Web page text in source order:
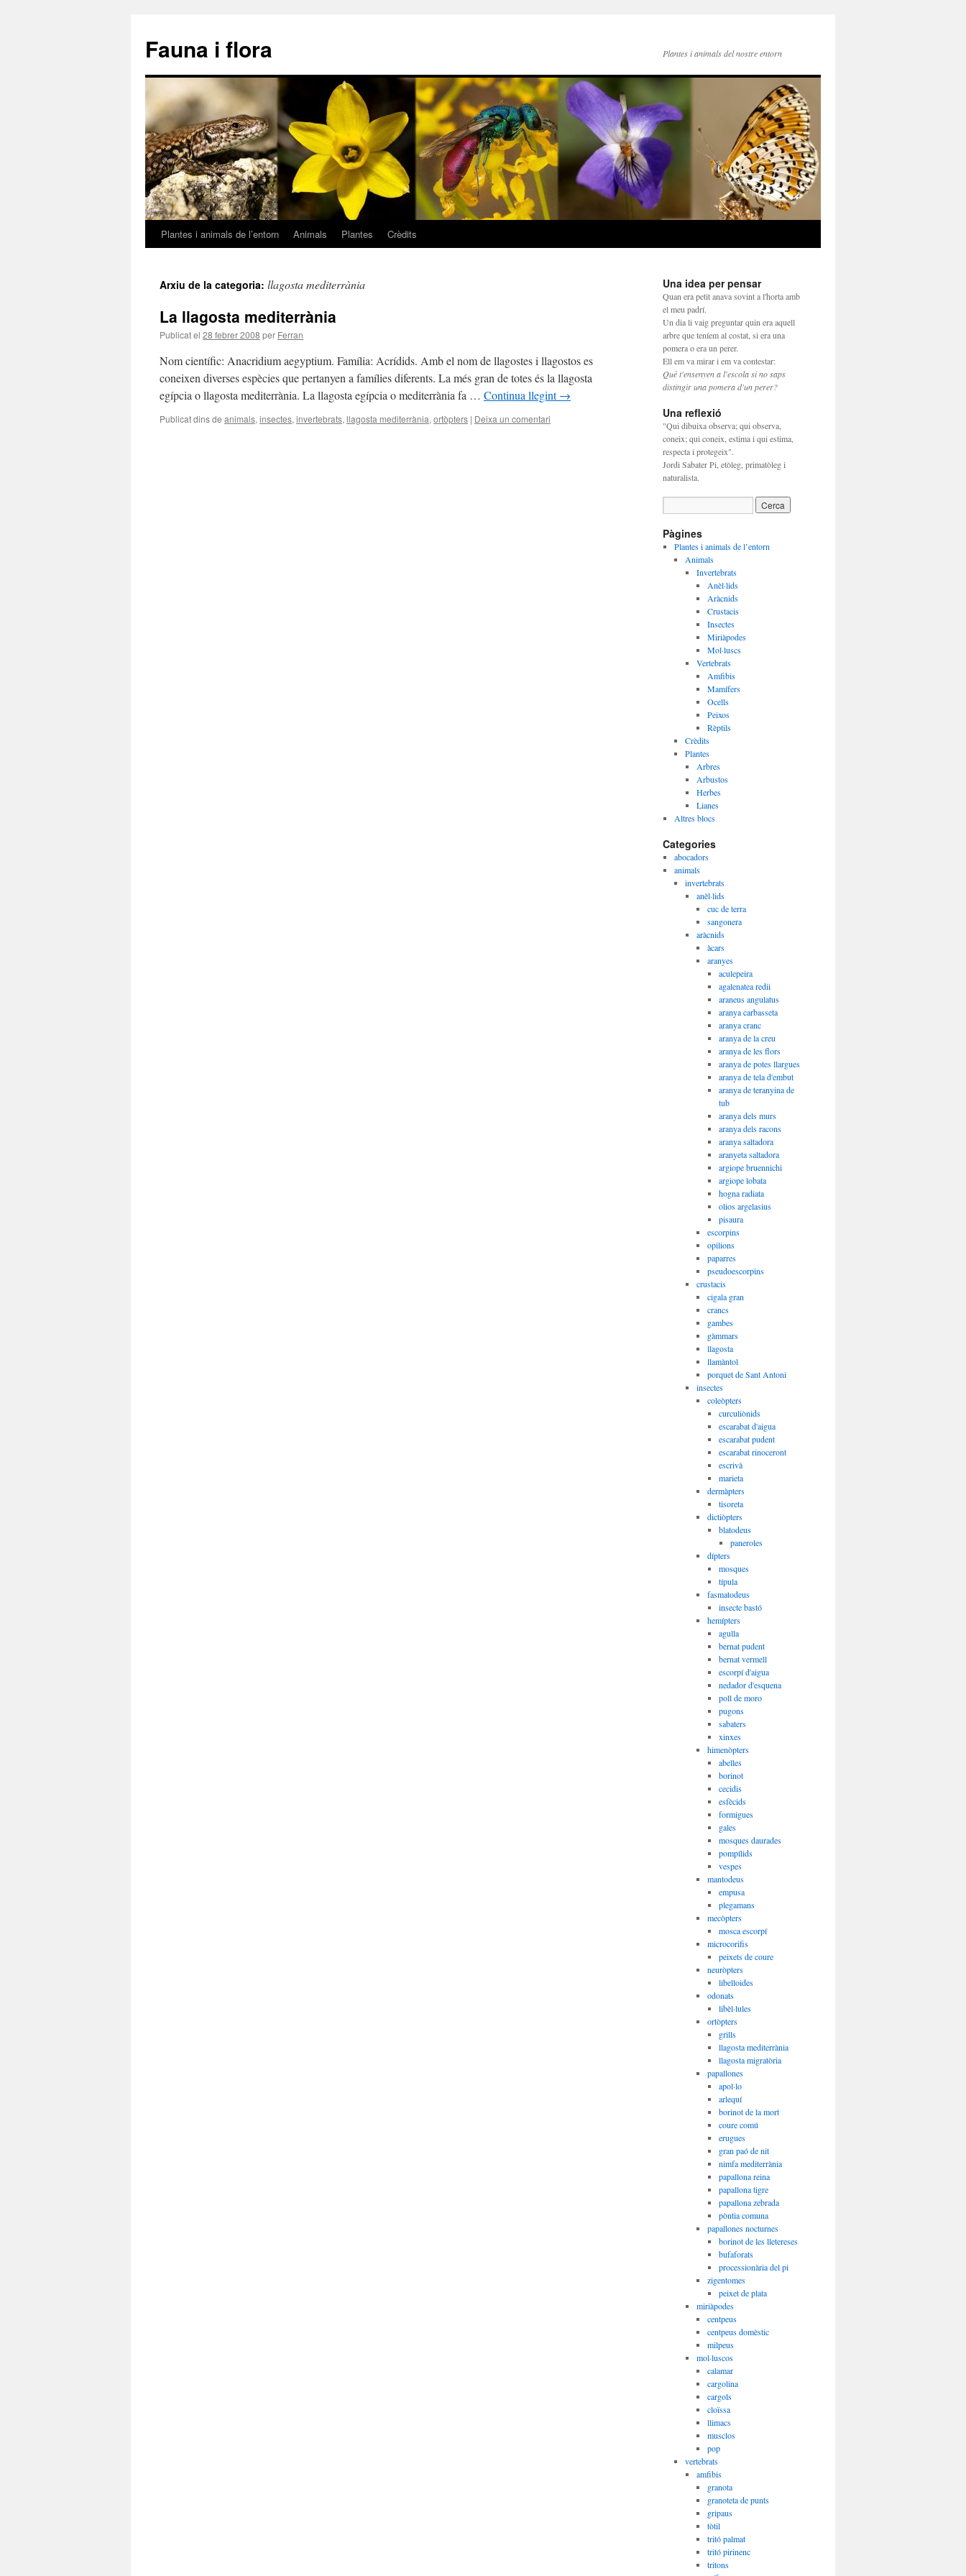
Fauna i flora Plantes i animals del nostre entorn
Vés
contingut
Plantes i animals de l’entorn Animals Plantes Crèdits
Arxiu de la categoria: llagosta mediterrània
La llagosta mediterrània
Publicat el 28 febrer 2008 per Ferran
Nom científic: Anacridium aegyptium. Família: Acrídids. Amb el nom de llagostes i llagostos es
coneixen diverses espècies que pertanyen a famílies diferents. La més gran de totes és la llagosta
egípcia o llagosta mediterrània. La llagosta egípcia o mediterrània fa … Continua llegint→
Publicat dins de animals, insectes, invertebrats, llagosta mediterrània, ortòpters | Deixa un comentari
Una idea per pensar
Quan era petit anava sovint a l'horta amb
el meu padrí.
Un dia li vaig preguntar quin era aquell
arbre que teníem al costat, si era una
pomera o era un perer.
Ell em va mirar i em va contestar:
Què t'ensenyen a l'escola si no saps
distingir una pomera d'un perer?
Una reflexió
"Qui dibuixa observa; qui observa,
coneix; qui coneix, estima i qui estima,
respecta i protegeix".
Jordi Sabater Pi, etòleg, primatòleg i
naturalista.
Pàgines
Plantes i animals de l’entorn
Animals
Invertebrats
Anèl·lids
Aràcnids
Crustacis
Insectes
Miriàpodes
Mol·luscs
Vertebrats
Amfibis
Mamífers
Ocells
Peixos
Rèptils
Crèdits
Plantes
Arbres
Arbustos
Herbes
Lianes
Altres blocs
Categories
abocadors
animals
invertebrats
anèl·lids
cuc de terra
sangonera
aràcnids
àcars
aranyes
aculepeira
agalenatea redii
araneus angulatus
aranya carbasseta
aranya cranc
aranya de la creu
aranya de les flors
aranya de potes llargues
aranya de tela d'embut
aranya de teranyina de
tub
aranya dels murs
aranya dels racons
aranya saltadora
aranyeta saltadora
argiope bruennichi
argiope lobata
hogna radiata
olios argelasius
pisaura
escorpins
opilions
paparres
pseudoescorpins
crustacis
cigala gran
crancs
gambes
gàmmars
llagosta
llamàntol
porquet de Sant Antoni
insectes
coleòpters
curculiònids
escarabat d'aigua
escarabat pudent
escarabat rinoceront
escrivà
marieta
dermàpters
tisoreta
dictiòpters
blatodeus
paneroles
dípters
mosques
típula
fasmatodeus
insecte bastó
hemípters
agulla
bernat pudent
bernat vermell
escorpí d'aigua
nedador d'esquena
poll de moro
pugons
sabaters
xinxes
himenòpters
abelles
borinot
cecidis
esfècids
formigues
gales
mosques daurades
pompílids
vespes
mantodeus
empusa
plegamans
mecòpters
mosca escorpí
microcorifis
peixets de coure
neuròpters
libelloides
odonats
libèl·lules
ortòpters
grills
llagosta mediterrània
llagosta migratòria
papallones
apol·lo
arlequí
borinot de la mort
coure comú
erugues
gran paó de nit
nimfa mediterrània
papallona reina
papallona tigre
papallona zebrada
pòntia comuna
papallones nocturnes
borinot de les lletereses
bufaforats
processionària del pi
zigentomes
peixet de plata
miriàpodes
centpeus
centpeus domèstic
milpeus
mol·luscos
calamar
cargolina
cargols
cloïssa
llimacs
musclos
pop
vertebrats
amfibis
granota
granoteta de punts
gripaus
tòtil
tritó palmat
tritó pirinenc
tritons